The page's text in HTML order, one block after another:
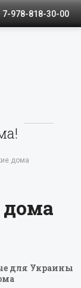
7-978-818-30-00
дома
для Украины